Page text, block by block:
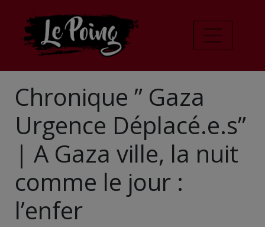
Chronique ” Gaza
Urgence Déplacé.e.s”
| A Gaza ville, la nuit
comme le jour :
l’enfer